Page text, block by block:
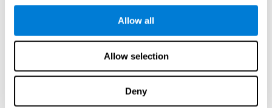
Allow all
Allow selection
Deny
Blanca Fuertes
Head of Customer Success